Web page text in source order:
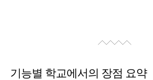
기능별 학교에서의 장점 요약